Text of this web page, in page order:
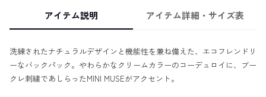
アイテム説明 アイテム詳細・サイズ表
洗練されたナチュラルデザインと機能性を兼ね備えた、エコフレンドリ
ーなバックパック。やわらかなクリームカラーのコーデュロイに、ブー
クレ刺繍であしらったMINI MUSEがアクセント。